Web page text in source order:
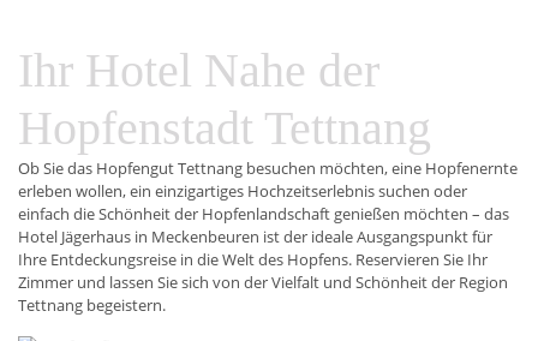
Ihr Hotel Nahe der
Hopfenstadt Tettnang
Ob Sie das Hopfengut Tettnang besuchen möchten, eine Hopfenernte
erleben wollen, ein einzigartiges Hochzeitserlebnis suchen oder
einfach die Schönheit der Hopfenlandschaft genießen möchten – das
Hotel Jägerhaus in Meckenbeuren ist der ideale Ausgangspunkt für
Ihre Entdeckungsreise in die Welt des Hopfens. Reservieren Sie Ihr
Zimmer und lassen Sie sich von der Vielfalt und Schönheit der Region
Tettnang begeistern.